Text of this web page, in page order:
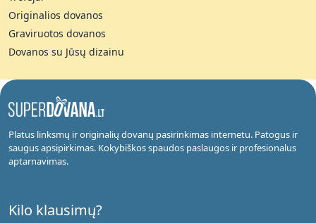
Originalios dovanos
Graviruotos dovanos
Dovanos su Jūsų dizainu
Platus linksmų ir originalių dovanų pasirinkimas internetu. Patogus ir
saugus apsipirkimas. Kokybiškos spaudos paslaugos ir profesionalus
aptarnavimas.
Kilo klausimų?